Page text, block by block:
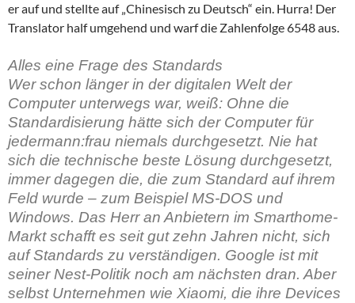
er auf und stellte auf „Chinesisch zu Deutsch“ ein. Hurra! Der
Translator half umgehend und warf die Zahlenfolge 6548 aus.
Alles eine Frage des Standards
Wer schon länger in der digitalen Welt der
Computer unterwegs war, weiß: Ohne die
Standardisierung hätte sich der Computer für
jedermann:frau niemals durchgesetzt. Nie hat
sich die technische beste Lösung durchgesetzt,
immer dagegen die, die zum Standard auf ihrem
Feld wurde – zum Beispiel MS-DOS und
Windows. Das Herr an Anbietern im Smarthome-
Markt schafft es seit gut zehn Jahren nicht, sich
auf Standards zu verständigen. Google ist mit
seiner Nest-Politik noch am nächsten dran. Aber
selbst Unternehmen wie Xiaomi, die ihre Devices